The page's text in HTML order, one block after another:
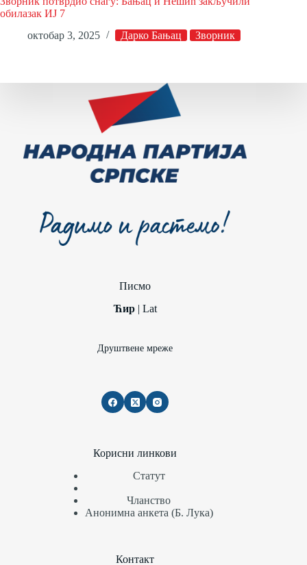
обилазак ИЈ 7
октобар 3, 2025
Дарко Бањац Зворник
Писмо
Ћир| Lat
Друштвене мреже
Корисни линкови
Статут
Чланство
Анонимна анкета (Б. Лука)
Контакт